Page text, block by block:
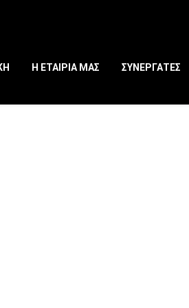
Η ΕΤΑΙΡΙΑ ΜΑΣ ΣΥΝΕΡΓΑΤΕΣ